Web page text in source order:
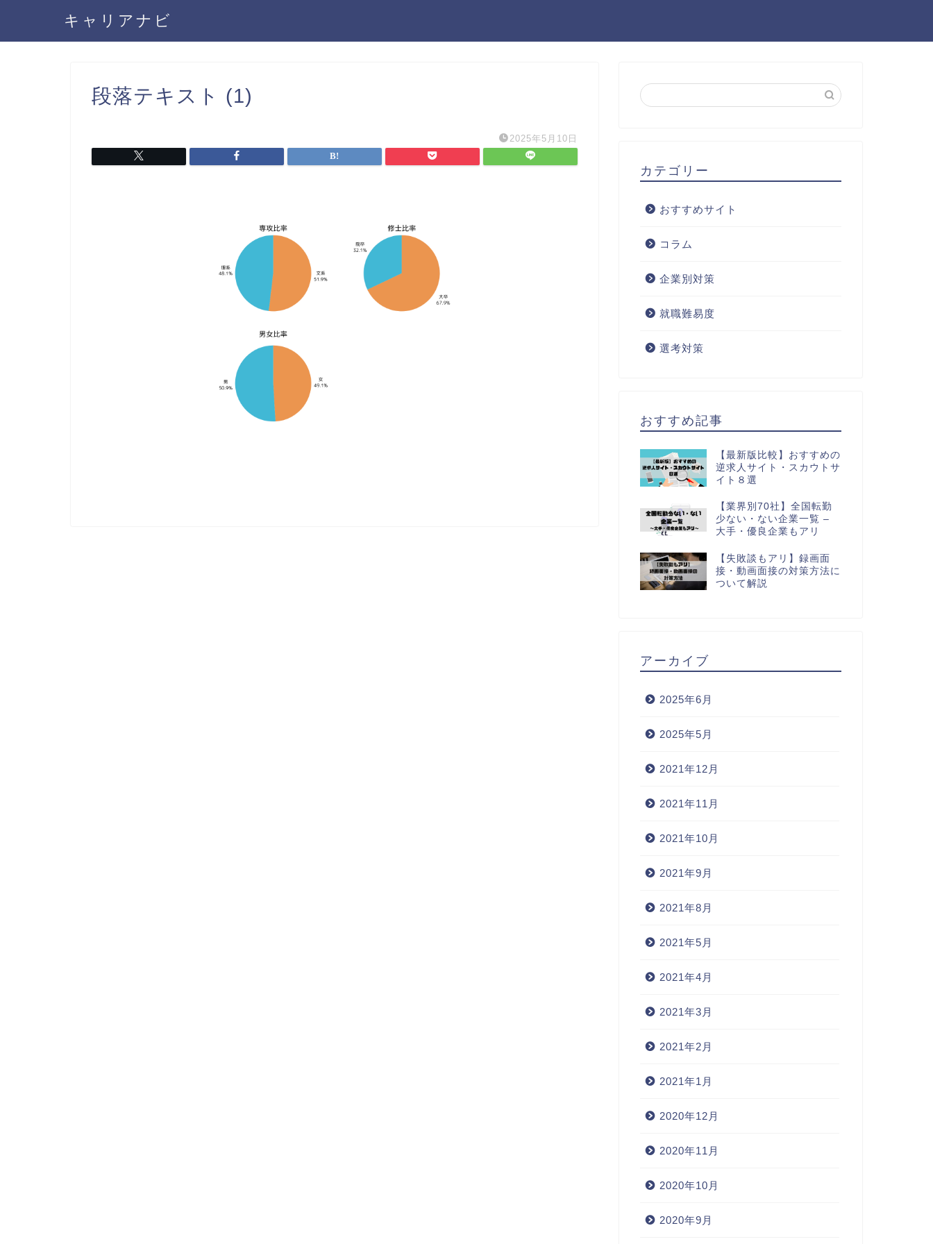
キャリアナビ
段落テキスト (1)
2025年5月10日
カテゴリー
おすすめサイト
コラム
企業別対策
就職難易度
選考対策
おすすめ記事
【最新版比較】おすすめの
逆求人サイト・スカウトサ
イト８選
【業界別70社】全国転勤
少ない・ない企業一覧 –
大手・優良企業もアリ
【失敗談もアリ】録画面
接・動画面接の対策方法に
ついて解説
アーカイブ
2025年6月
2025年5月
2021年12月
2021年11月
2021年10月
2021年9月
2021年8月
2021年5月
2021年4月
2021年3月
2021年2月
2021年1月
2020年12月
2020年11月
2020年10月
2020年9月